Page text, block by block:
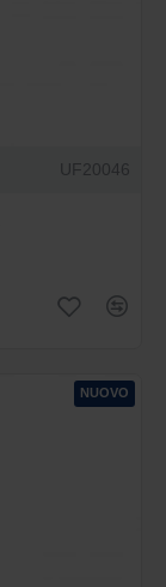
UF20046
NUOVO